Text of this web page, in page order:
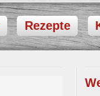
Rezepte